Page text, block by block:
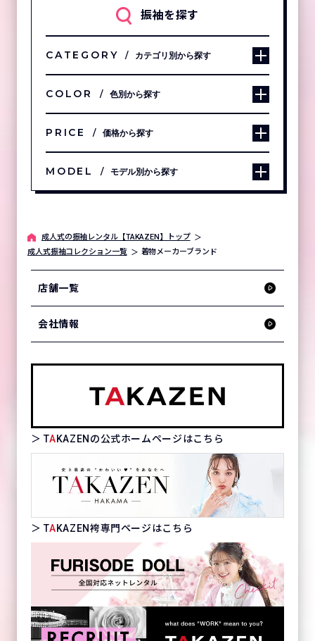
振袖を探す
CATEGORY カテゴリ別から探す
COLOR 色別から探す
PRICE 価格から探す
MODEL モデル別から探す
成⼈式の振袖レンタル【TAKAZEN】トップ
成人式振袖コレクション一覧
着物メーカーブランド
店舗一覧
会社情報
＞ TAKAZENの公式ホームページはこちら
＞ TAKAZEN袴専門ページはこちら